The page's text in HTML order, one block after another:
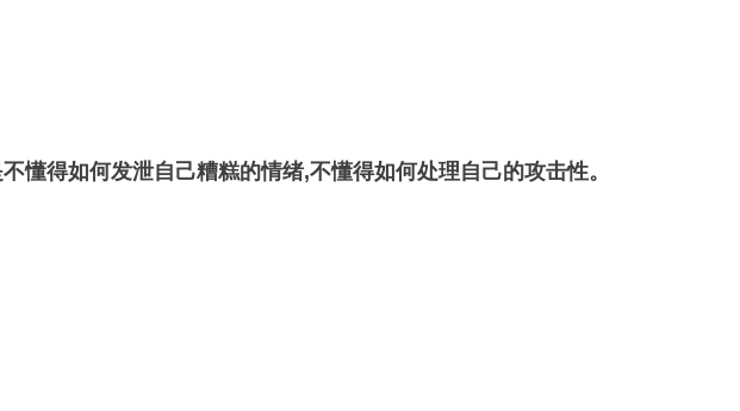
懂得如何发泄自己糟糕的情绪,不懂得如何处理自己的攻击性。